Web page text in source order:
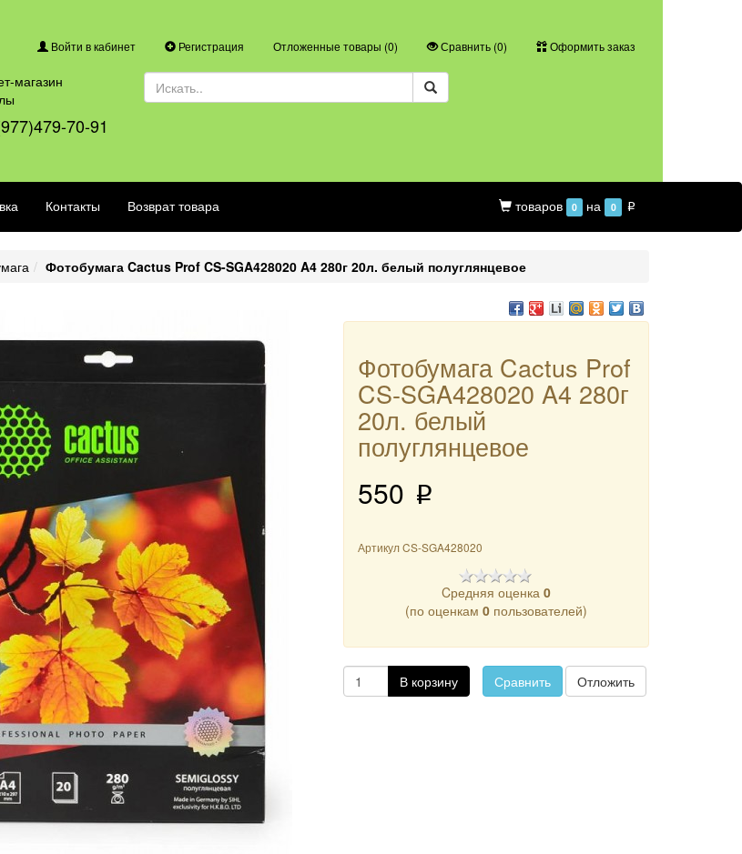
Войти в кабинет Регистрация Отложенные товары (0) Сравнить (0) Оформить заказ
магазин
70-91
Контакты Возврат товара товаров 0 на 0 p
Фотобумага Cactus Prof CS-SGA428020 A4 280г 20л. белый полуглянцевое
Фотобумага Cactus Prof
CS-SGA428020 A4 280г
20л. белый
полуглянцевое
550 p
АртикулCS-SGA428020
Cредняя оценка0
(по оценкам0 пользователей)
В корзину Сравнить Отложить